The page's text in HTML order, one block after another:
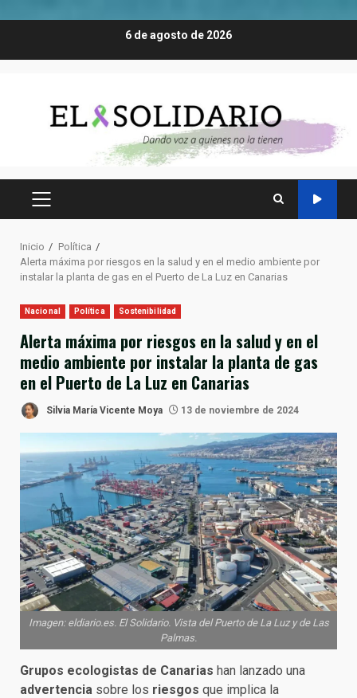
6 de agosto de 2026
MENÚ
Inicio
Política
Alerta máxima por riesgos en la salud y en el medio ambiente por
instalar la planta de gas en el Puerto de La Luz en Canarias
Nacional Política Sostenibilidad
Alerta máxima por riesgos en la salud y en el
medio ambiente por instalar la planta de gas
en el Puerto de La Luz en Canarias
Silvia María Vicente Moya 13 de noviembre de 2024
Imagen: eldiario.es. El Solidario. Vista del Puerto de La Luz y de Las
Palmas.
Grupos ecologistas de Canarias han lanzado una
advertencia sobre los riesgos que implica la